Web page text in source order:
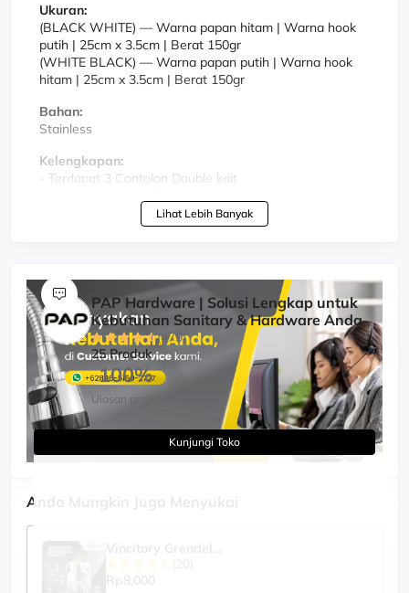
Ukuran:
(BLACK WHITE) — Warna papan hitam | Warna hook
putih | 25cm x 3.5cm | Berat 150gr
(WHITE BLACK) — Warna papan putih | Warna hook
hitam | 25cm x 3.5cm | Berat 150gr
Bahan:
Stainless
Kelengkapan:
- Terdapat 3 Cantolan Double kait
3. Include fisher, Skrup dan Penutup
Lihat Lebih Banyak
Anda Mungkin Juga Menyukai
Rp8,000
PAP Hardware | Solusi Lengkap untuk
Kebutuhan Sanitary & Hardware Anda
(479)
25 Produk
100%
Ulasan positif
Kunjungi Toko